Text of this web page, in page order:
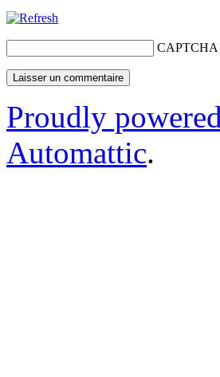
CAPTCHA
Proudly
Automattic.